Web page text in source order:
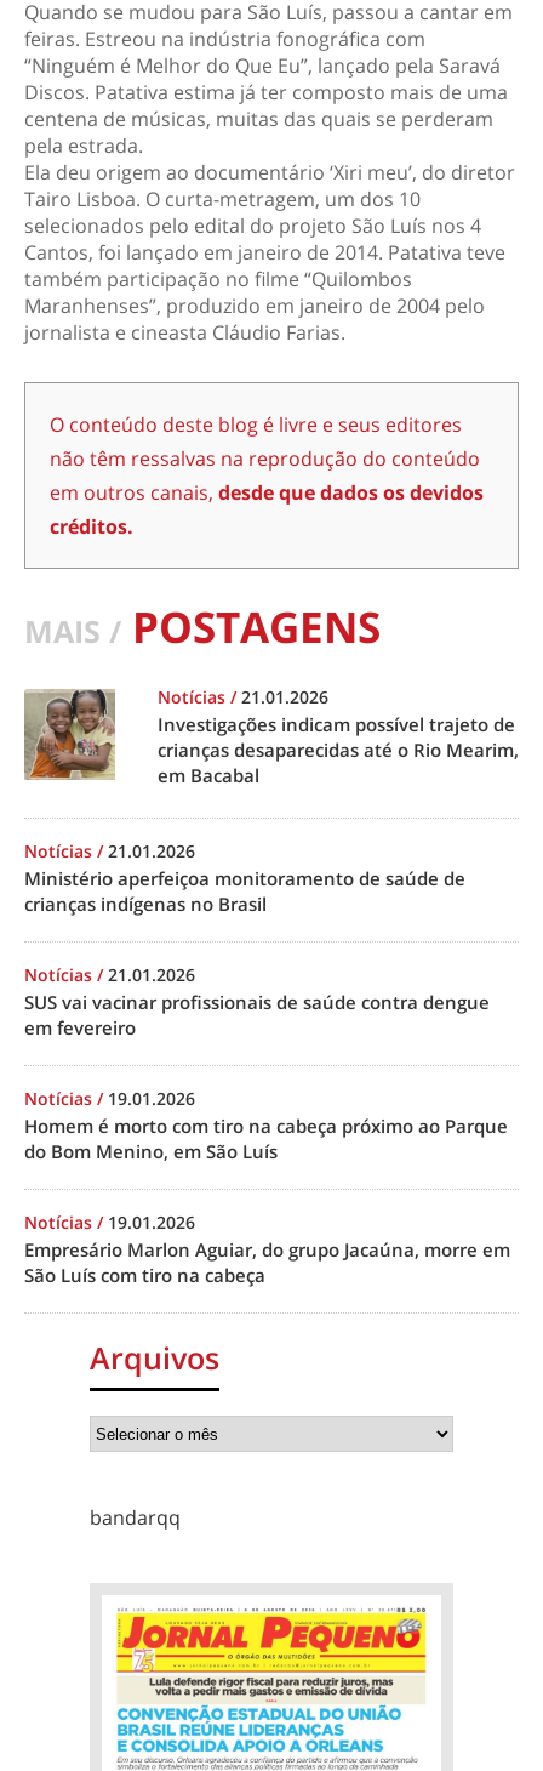
Quando se mudou para São Luís, passou a cantar em
feiras. Estreou na indústria fonográfica com
“Ninguém é Melhor do Que Eu”, lançado pela Saravá
Discos. Patativa estima já ter composto mais de uma
centena de músicas, muitas das quais se perderam
pela estrada.
Ela deu origem ao documentário ‘Xiri meu’, do diretor
Tairo Lisboa. O curta-metragem, um dos 10
selecionados pelo edital do projeto São Luís nos 4
Cantos, foi lançado em janeiro de 2014. Patativa teve
também participação no filme “Quilombos
Maranhenses”, produzido em janeiro de 2004 pelo
jornalista e cineasta Cláudio Farias.
O conteúdo deste blog é livre e seus editores
não têm ressalvas na reprodução do conteúdo
em outros canais, desde que dados os devidos
créditos.
MAIS / POSTAGENS
Notícias /21.01.2026
Investigações indicam possível trajeto de
crianças desaparecidas até o Rio Mearim,
em Bacabal
Notícias /21.01.2026
Ministério aperfeiçoa monitoramento de saúde de
crianças indígenas no Brasil
Notícias /21.01.2026
SUS vai vacinar profissionais de saúde contra dengue
em fevereiro
Notícias / 19.01.2026
Homem é morto com tiro na cabeça próximo ao Parque
do Bom Menino, em São Luís
Notícias / 19.01.2026
Empresário Marlon Aguiar, do grupo Jacaúna, morre em
São Luís com tiro na cabeça
Arquivos
bandarqq